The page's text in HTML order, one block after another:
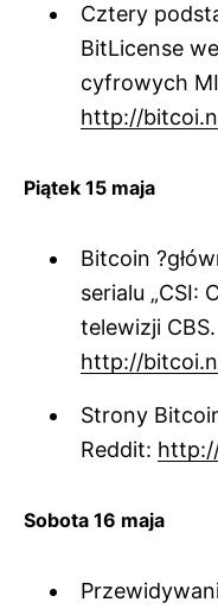
Cztery
BitLicense
cyfrowych
http://
Piątek 15 maja
Bitcoin
serialu „CSI:
telewizji
http://
Strony
Reddit:
Sobota 16 maja